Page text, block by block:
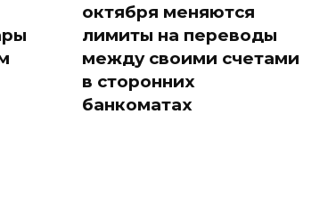
октября меняются
лимиты на переводы
между своими счетами
в сторонних
банкоматах